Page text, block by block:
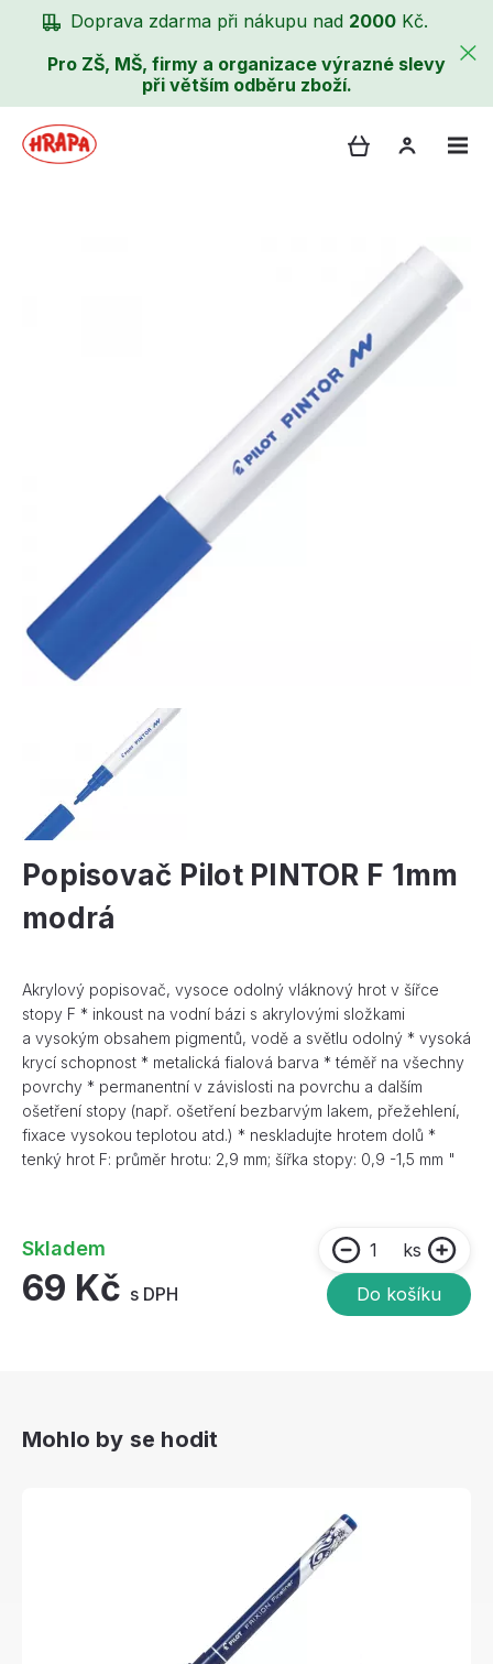
Doprava zdarma při nákupu nad 2000 Kč.
Pro ZŠ, MŠ, firmy a organizace výrazné slevy
při větším odběru zboží.
Popisovač Pilot PINTOR F 1mm
modrá
Akrylový popisovač, vysoce odolný vláknový hrot v šířce
stopy F * inkoust na vodní bázi s akrylovými složkami
a vysokým obsahem pigmentů, vodě a světlu odolný * vysoká
krycí schopnost * metalická fialová barva * téměř na všechny
povrchy * permanentní v závislosti na povrchu a dalším
ošetření stopy (např. ošetření bezbarvým lakem, přežehlení,
fixace vysokou teplotou atd.) * neskladujte hrotem dolů *
tenký hrot F: průměr hrotu: 2,9 mm; šířka stopy: 0,9 -1,5 mm "
Skladem
69 Kč s DPH
ks
Do košíku
Mohlo by se hodit